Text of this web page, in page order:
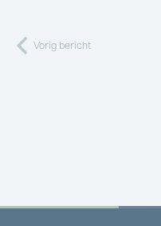
Vorig bericht